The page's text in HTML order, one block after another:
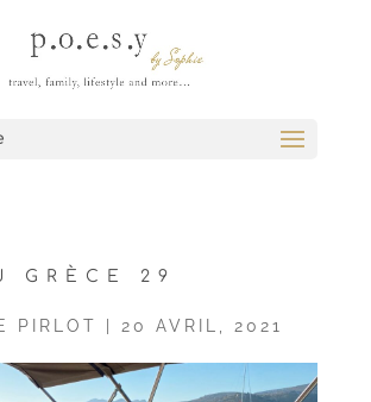
GRÈCE 29
PIRLOT 20 AVRIL, 2021